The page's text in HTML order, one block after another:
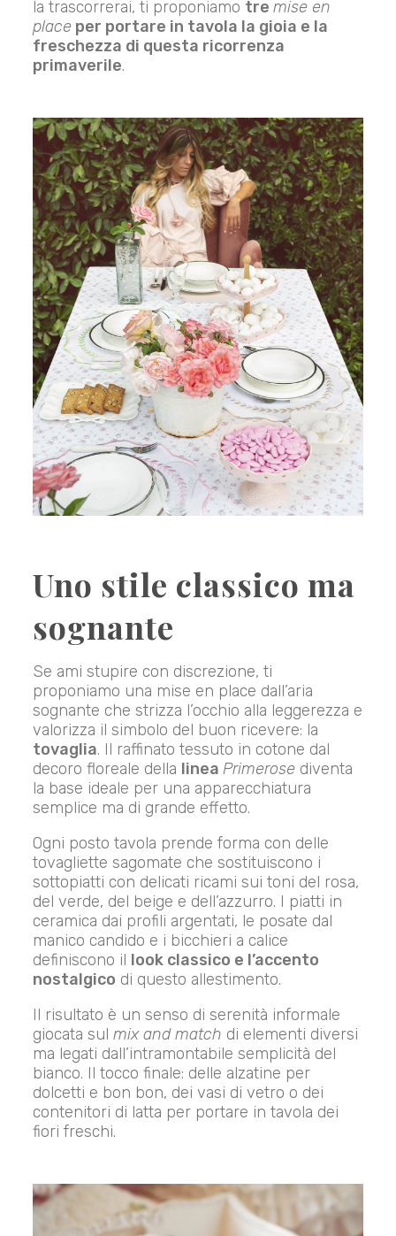
la trascorrerai, ti proponiamo tremise en
place per portare in tavola la gioia e la
freschezza di questa ricorrenza
primaverile.
Uno stile classico ma
sognante
Se ami stupire con discrezione, ti
proponiamo una mise en place dall’aria
sognante che strizza l’occhio alla leggerezza e
valorizza il simbolo del buon ricevere: la
tovaglia. Il raffinato tessuto in cotone dal
decoro floreale della lineaPrimerose diventa
la base ideale per una apparecchiatura
semplice ma di grande effetto.
Ogni posto tavola prende forma con delle
tovagliette sagomate che sostituiscono i
sottopiatti con delicati ricami sui toni del rosa,
del verde, del beige e dell’azzurro. I piatti in
ceramica dai profili argentati, le posate dal
manico candido e i bicchieri a calice
definiscono il look classico e l’accento
nostalgico di questo allestimento.
Il risultato è un senso di serenità informale
giocata sulmix and match di elementi diversi
ma legati dall’intramontabile semplicità del
bianco. Il tocco finale: delle alzatine per
dolcetti e bon bon, dei vasi di vetro o dei
contenitori di latta per portare in tavola dei
fiori freschi.